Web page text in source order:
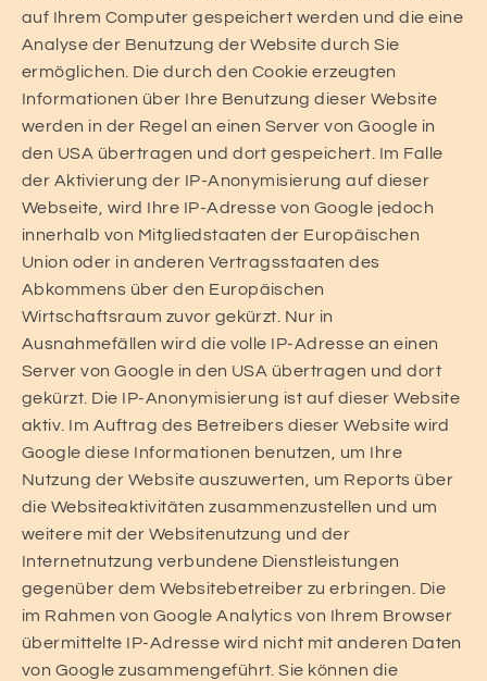
auf Ihrem Computer gespeichert werden und die eine
Analyse der Benutzung der Website durch Sie
ermöglichen. Die durch den Cookie erzeugten
Informationen über Ihre Benutzung dieser Website
werden in der Regel an einen Server von Google in
den USA übertragen und dort gespeichert. Im Falle
der Aktivierung der IP-Anonymisierung auf dieser
Webseite, wird Ihre IP-Adresse von Google jedoch
innerhalb von Mitgliedstaaten der Europäischen
Union oder in anderen Vertragsstaaten des
Abkommens über den Europäischen
Wirtschaftsraum zuvor gekürzt. Nur in
Ausnahmefällen wird die volle IP-Adresse an einen
Server von Google in den USA übertragen und dort
gekürzt. Die IP-Anonymisierung ist auf dieser Website
aktiv. Im Auftrag des Betreibers dieser Website wird
Google diese Informationen benutzen, um Ihre
Nutzung der Website auszuwerten, um Reports über
die Websiteaktivitäten zusammenzustellen und um
weitere mit der Websitenutzung und der
Internetnutzung verbundene Dienstleistungen
gegenüber dem Websitebetreiber zu erbringen. Die
im Rahmen von Google Analytics von Ihrem Browser
übermittelte IP-Adresse wird nicht mit anderen Daten
von Google zusammengeführt. Sie können die